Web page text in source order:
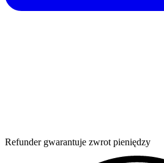
Refunder gwarantuje zwrot pieniędzy